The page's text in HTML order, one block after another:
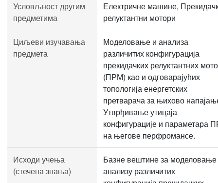
Условљност другим
предметима
Електричне машине,
релуктантни мотори
Циљеви изучавања
предмета
Моделовање и анализа
различитих конфигурација
прекидачких релуктантних
(ПРМ) као и одговарајућих
топологија енергетских
претварача за њихово
Утврђивање утицаја
конфигурације и параметара
на његове перфромансе.
Исходи учења
(стечена знања)
Базне вештине за
анализу различитих